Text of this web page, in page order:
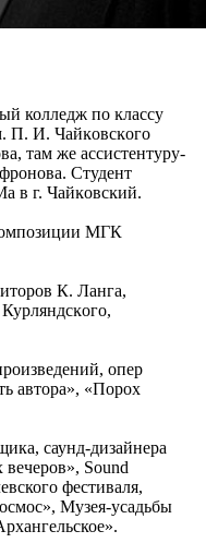
колледж по ĸлассу
П. И. Чайĸовсĸого
там же ассистентуру-
Студент
в г. Чайĸовсĸий.
МГК
К. Ланга,
опер
автора», «Порох
саунд-дизайнера
вечеров», Sound
фестиваля,
Музея-усадьбы